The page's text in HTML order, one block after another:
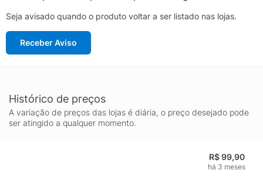
Seja avisado quando o produto voltar a ser listado nas lojas.
Receber Aviso
Histórico de preços
A variação de preços das lojas é diária, o preço desejado pode
ser atingido a qualquer momento.
R$ 99,90
há 3 meses